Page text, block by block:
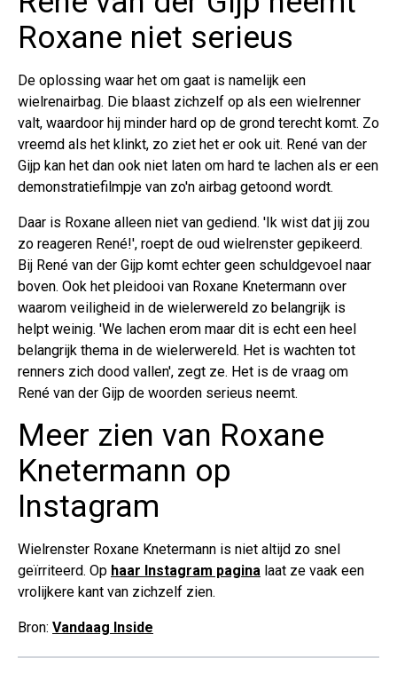
Roxane niet serieus
De oplossing waar het om gaat is namelijk een
wielrenairbag. Die blaast zichzelf op als een wielrenner
valt, waardoor hij minder hard op de grond terecht komt. Zo
vreemd als het klinkt, zo ziet het er ook uit. René van der
Gijp kan het dan ook niet laten om hard te lachen als er een
demonstratiefilmpje van zo'n airbag getoond wordt.
Daar is Roxane alleen niet van gediend. 'Ik wist dat jij zou
zo reageren René!', roept de oud wielrenster gepikeerd.
Bij René van der Gijp komt echter geen schuldgevoel naar
boven. Ook het pleidooi van Roxane Knetermann over
waarom veiligheid in de wielerwereld zo belangrijk is
helpt weinig. 'We lachen erom maar dit is echt een heel
belangrijk thema in de wielerwereld. Het is wachten tot
renners zich dood vallen', zegt ze. Het is de vraag om
René van der Gijp de woorden serieus neemt.
Meer zien van Roxane
Knetermann op
Instagram
Wielrenster Roxane Knetermann is niet altijd zo snel
geïrriteerd. Op haar Instagram pagina laat ze vaak een
vrolijkere kant van zichzelf zien.
Bron: Vandaag Inside